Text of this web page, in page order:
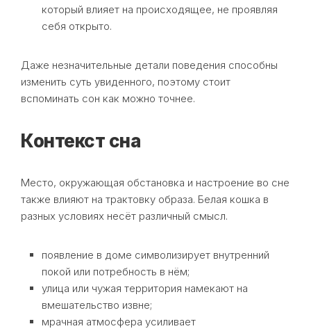
который влияет на происходящее, не проявляя
себя открыто.
Даже незначительные детали поведения способны
изменить суть увиденного, поэтому стоит
вспоминать сон как можно точнее.
Контекст сна
Место, окружающая обстановка и настроение во сне
также влияют на трактовку образа. Белая кошка в
разных условиях несёт различный смысл.
появление в доме символизирует внутренний
покой или потребность в нём;
улица или чужая территория намекают на
вмешательство извне;
мрачная атмосфера усиливает